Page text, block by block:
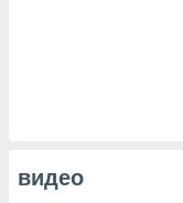
видео